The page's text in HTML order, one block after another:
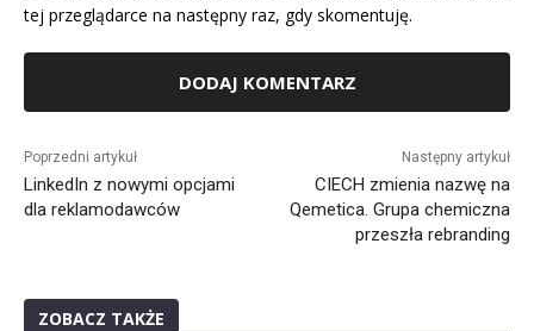
tej przeglądarce na następny raz, gdy skomentuję.
Poprzedni artykuł
LinkedIn z nowymi opcjami
dla reklamodawców
Następny artykuł
CIECH zmienia nazwę na
Qemetica. Grupa chemiczna
przeszła rebranding
ZOBACZ TAKŻE